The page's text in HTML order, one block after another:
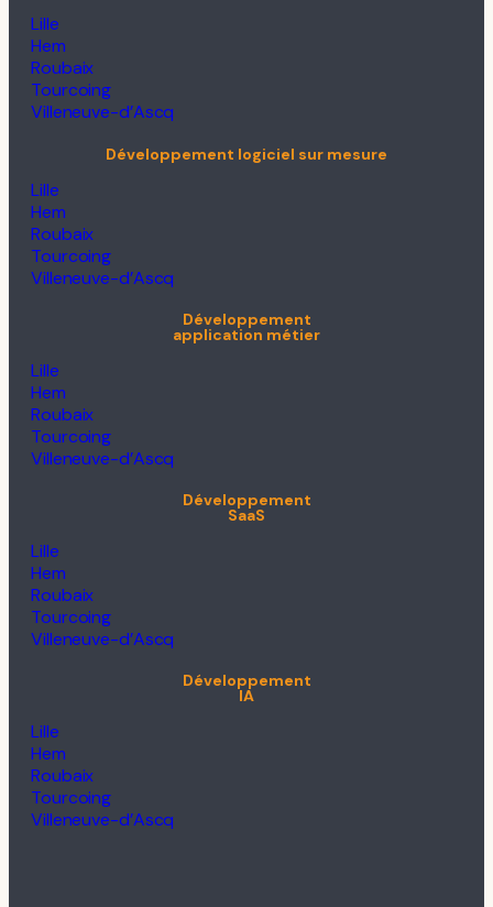
Lille
Hem
Roubaix
Tourcoing
Villeneuve-d’Ascq
Développement logiciel sur mesure
Lille
Hem
Roubaix
Tourcoing
Villeneuve-d’Ascq
Développement
application métier
Lille
Hem
Roubaix
Tourcoing
Villeneuve-d’Ascq
Développement
SaaS
Lille
Hem
Roubaix
Tourcoing
Villeneuve-d’Ascq
Développement
IA
Lille
Hem
Roubaix
Tourcoing
Villeneuve-d’Ascq